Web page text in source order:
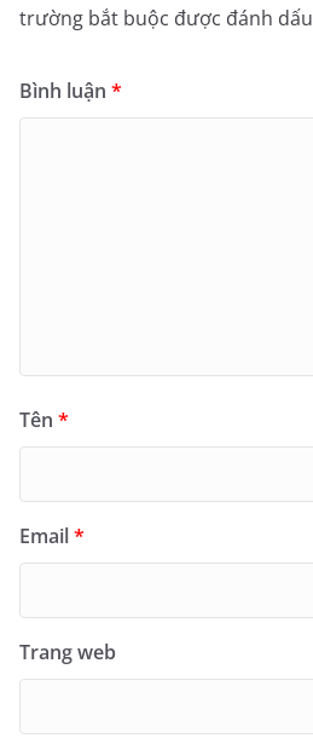
trường bắt buộc được đánh dấu
Bình luận *
Tên *
Email*
Trang web